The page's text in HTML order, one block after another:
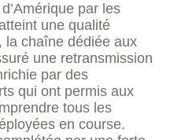
par les
une qualité
la chaîne dédiée aux
une retransmission
par des
qui ont permis aux
tous les
en course.